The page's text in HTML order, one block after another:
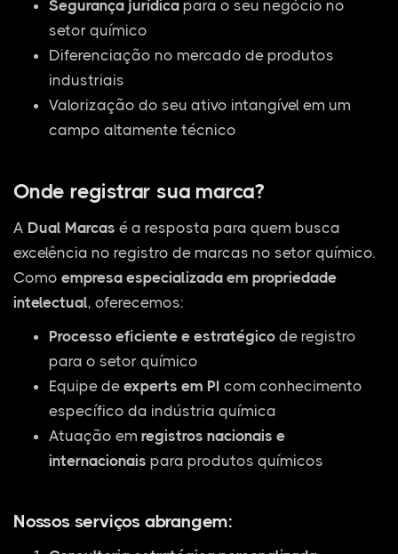
Segurança jurídica para o seu negócio no
setor químico
Diferenciação no mercado de produtos
industriais
Valorização do seu ativo intangível em um
campo altamente técnico
Onde registrar sua marca?
A Dual Marcas é a resposta para quem busca
excelência no registro de marcas no setor químico.
Como empresa especializada em propriedade
intelectual, oferecemos:
Processo eficiente e estratégico de registro
para o setor químico
Equipe de experts em PI com conhecimento
específico da indústria química
Atuação em registros nacionais e
internacionais para produtos químicos
Nossos serviços abrangem: